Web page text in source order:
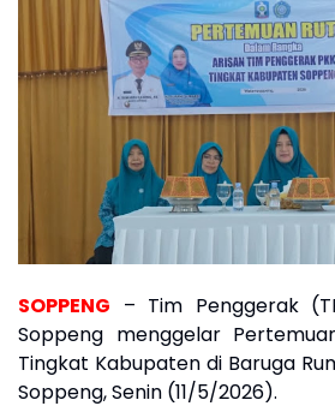
SOPPENG – Tim Penggerak
Soppeng menggelar
Tingkat Kabupaten di Baruga
Soppeng, Senin (11/5/2026).